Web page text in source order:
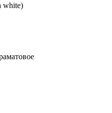
white)